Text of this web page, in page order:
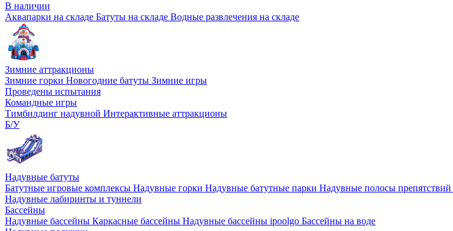
В наличии
Аквапарки на складе Батуты на складе Водные развлечения на складе
Зимние аттракционы
Зимние горки Новогодние батуты Зимние игры
Проведены испытания
Командные игры
Тимбилдинг надувной Интерактивные аттракционы
Б/У
Надувные батуты
Батутные игровые комплексы Надувные горки Надувные батутные парки Надувные полосы препятствий
Надувные лабиринты и туннели
Бассейны
Надувные бассейны Каркасные бассейны Надувные бассейны ipoolgo Бассейны на воде